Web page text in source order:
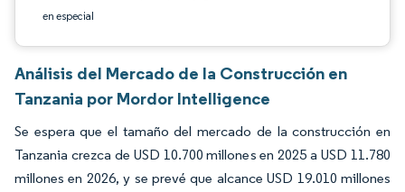
en especial
Análisis del Mercado de la Construcción en
Tanzania por Mordor Intelligence
Se espera que el tamaño del mercado de la construcción en
Tanzania crezca de USD 10.700 millones en 2025 a USD 11.780
millones en 2026, y se prevé que alcance USD 19.010 millones